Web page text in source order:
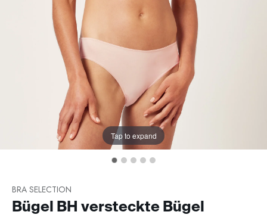
Tap to expand
BRA SELECTION
Bügel BH versteckte Bügel